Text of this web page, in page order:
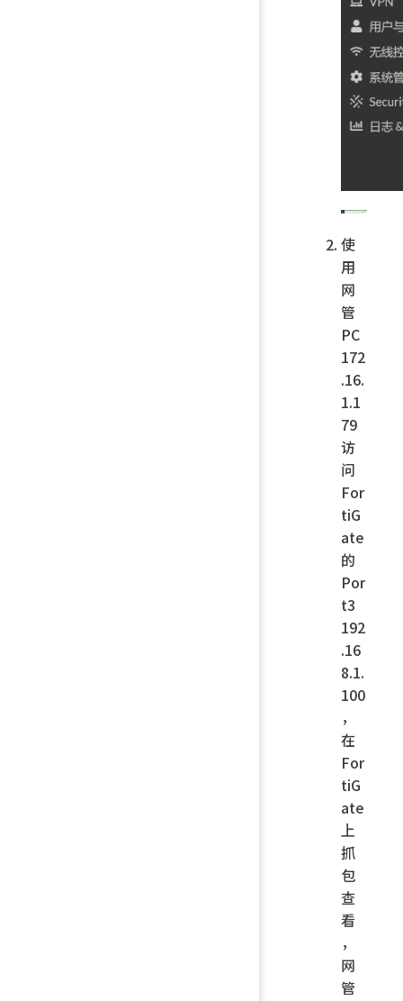
使
用
网
管
PC
172
.16.
1.1
79
访
问
For
tiG
ate
的
Por
t3
192
.16
8.1.
100
，
在
For
tiG
ate
上
抓
包
查
看
，
网
管